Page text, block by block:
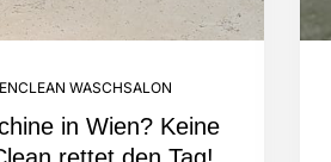
WASCHSALON
in Wien? Keine